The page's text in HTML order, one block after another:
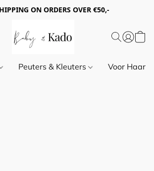
ON ORDERS OVER €50,-
Peuters & Kleuters Voor Haar